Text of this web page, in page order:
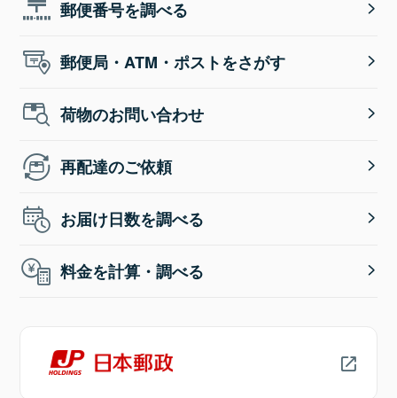
郵便番号を調べる
郵便局・ATM・ポストをさがす
荷物のお問い合わせ
再配達のご依頼
お届け日数を調べる
料金を計算・調べる